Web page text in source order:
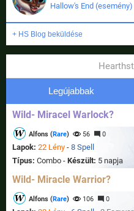
Hallow's End (esemény)
+ HS Blog beküldése
Legújabbak
Wild- Miracel Warlock?
Alfons (Rare) 56 0
Lapok: 22 Lény - 8 Spell
Típus: Combo - Készült: 5 napja
Wild- Miracle Warrior?
Alfons (Rare) 106 0